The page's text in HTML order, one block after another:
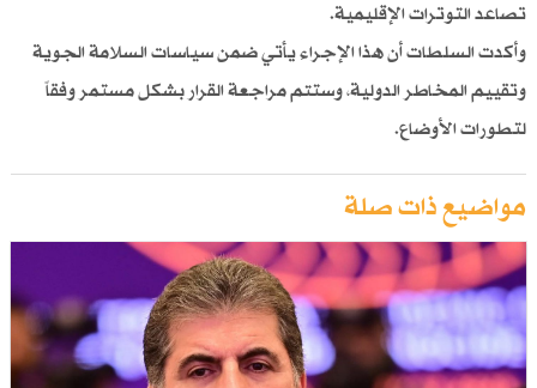
تصاعد التوترات الإقليمية.
وأكدت السلطات أن هذا الإجراء يأتي ضمن سياسات السلامة الجوية
وتقييم المخاطر الدولية، وستتم مراجعة القرار بشكل مستمر وفقاً
لتطورات الأوضاع.
مواضيع ذات صلة